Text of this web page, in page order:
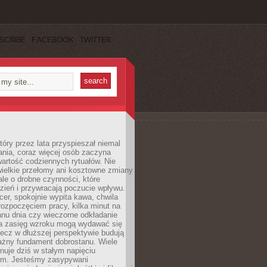
FACEBOOK TWITTER
przez lata przyspieszał niemal
coraz więcej osób zaczyna
codziennych rytuałów. Nie
przełomy ani kosztowne zmiany
o drobne czynności, które
i przywracają poczucie wpływu.
spokojnie wypita kawa, chwila
pracy, kilka minut na
dnia czy wieczorne odkładanie
zasięg wzroku mogą wydawać się
w dłuższej perspektywie budują
fundament dobrostanu. Wiele
dziś w stałym napięciu
Jesteśmy zasypywani